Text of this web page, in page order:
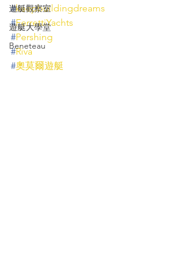
遊艇觀察室
遊艇大學堂
Beneteau
#keepbuildingdreams
#FerrettiYachts
#Pershing
#Riva
#奧莫爾遊艇